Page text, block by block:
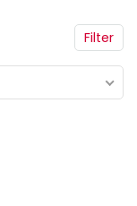
Filter